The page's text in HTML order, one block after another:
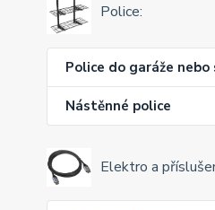
Police:
Police do garáže nebo
Nástěnné police
Elektro a